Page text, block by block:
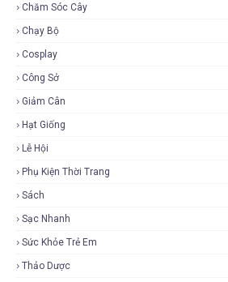
Chăm Sóc Cây
Chạy Bộ
Cosplay
Công Sở
Giảm Cân
Hạt Giống
Lễ Hội
Phụ Kiện Thời Trang
Sách
Sạc Nhanh
Sức Khỏe Trẻ Em
Thảo Dược